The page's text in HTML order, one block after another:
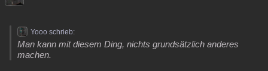
Yooo schrieb:
Man kann mit diesem Ding, nichts grundsätzlich anderes
machen.